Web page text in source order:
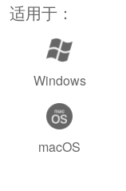
适用于：
Windows
macOS